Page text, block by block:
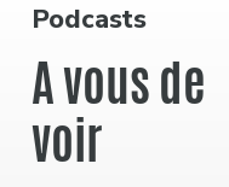
Podcasts
A vous de
voir